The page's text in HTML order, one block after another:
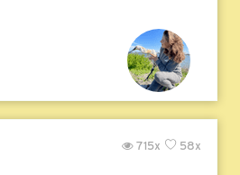
58x
715x